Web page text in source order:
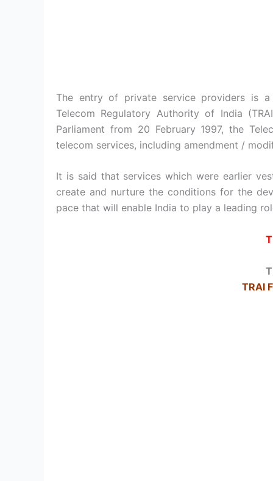
The entry of private service providers is a
Telecom Regulatory Authority of India
Parliament from 20 February 1997, the
telecom services, including amendment /
It is said that services which were earlier
create and nurture the conditions for the
pace that will enable India to play a leading
TRAI